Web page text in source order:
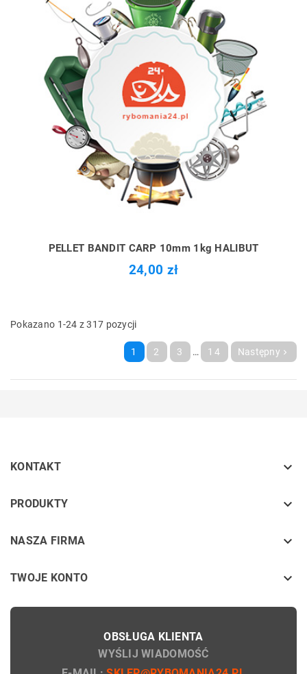
PELLET BANDIT CARP 10mm 1kg HALIBUT
24,00 zł
Pokazano 1-24 z 317 pozycji
1 2 3 … 14 Następny 
KONTAKT 
PRODUKTY keyboard_arrow_down
NASZA FIRMA keyboard_arrow_down
TWOJE KONTO 
OBSŁUGA KLIENTA
WYŚLIJ WIADOMOŚĆ